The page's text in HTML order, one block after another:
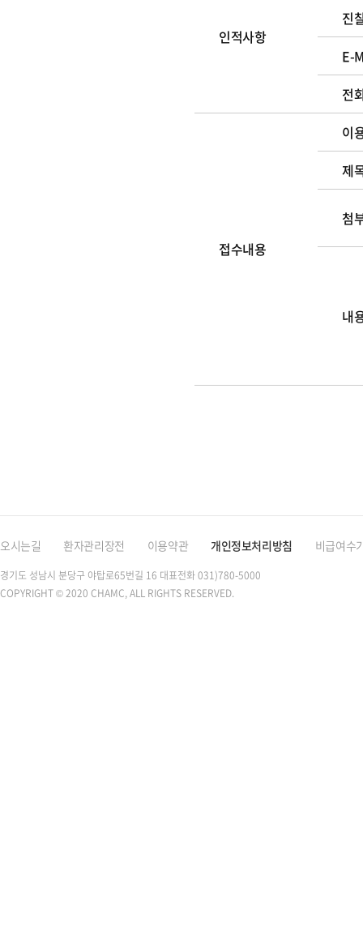
4. 개인정보의 수집, 이용
본인은 위와 같이 개인정
단, 동의를 거부할 경우
인적사항
진
E-
전
접수내용
이
제
첨
내
오시는길 환자관리장전 이용약관 개인정보처리방침 비급여수
경기도 성남시 분당구 야탑로65번길 16 대표전화 031)780-5000
COPYRIGHT © 2020 CHAMC, ALL RIGHTS RESERVED.